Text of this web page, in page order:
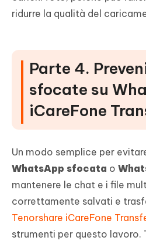
ridurre la qualità del
Parte 4.
sfocate su
iCareFone
Un modo semplice per
WhatsApp sfocata o
mantenere le chat e i file
correttamente salvati e
Tenorshare iCareFone
strumenti per questo lavoro.